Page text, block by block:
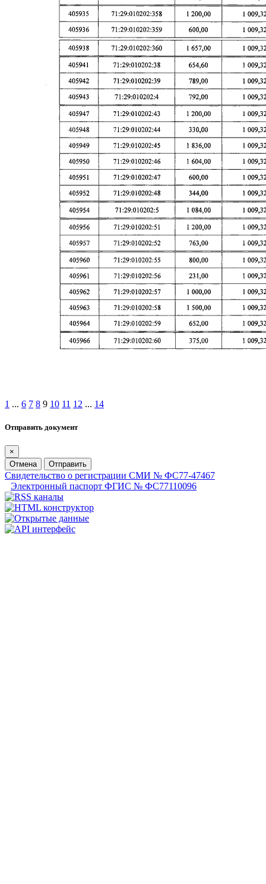
1 ... 6 7 8 9 10 11 12 ... 14
Отправить документ
×
Отмена
Отправить
Свидетельство о регистрации СМИ № ФС77-47467
Электронный паспорт ФГИС № ФС77110096